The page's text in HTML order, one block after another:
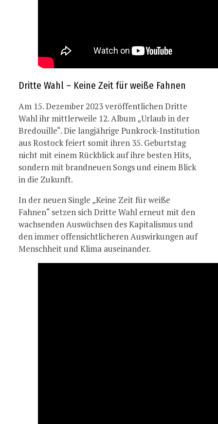
Dritte Wahl – Keine Zeit für weiße Fahnen
Am 15. Dezember 2023 veröffentlichen Dritte
Wahl ihr mittlerweile 12. Album „Urlaub in der
Bredouille“. Die langjährige Punkrock-Institution
aus Rostock feiert somit ihren 35. Geburtstag
nicht mit einem Rückblick auf ihre besten Hits,
sondern mit brandneuen Songs und einem Blick
in die Zukunft.
In der neuen Single „Keine Zeit für weiße
Fahnen“ setzen sich Dritte Wahl erneut mit den
wachsenden Auswüchsen des Kapitalismus und
den immer offensichtlicheren Auswirkungen auf
Menschheit und Klima auseinander.